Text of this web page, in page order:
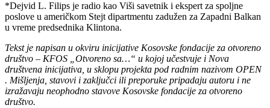
*Dejvid L. Filips je radio kao Viši savetnik i ekspert za spoljne
poslove u američkom Stejt dipartmentu zadužen za Zapadni Balkan
u vreme predsednika Klintona.
Tekst je napisan u okviru inicijative Kosovske fondacije za otvoreno
društvo – KFOS „Otvoreno sa…“ u kojoj učestvuje i Nova
društvena inicijativa, u sklopu projekta pod radnim nazivom OPEN
. Mišljenja, stavovi i zaključci ili preporuke pripadaju autoru i ne
izražavaju neophodno stavove Kosovske fondacije za otvoreno
društvo.